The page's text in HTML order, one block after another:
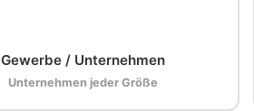
Gewerbe / Unternehmen
Unternehmen jeder Größe